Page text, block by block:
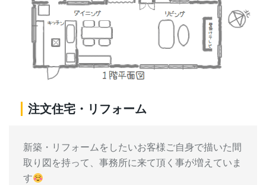
注文住宅・リフォーム
新築・リフォームをしたいお客様ご自身で描いた間
取り図を持って、事務所に来て頂く事が増えていま
す